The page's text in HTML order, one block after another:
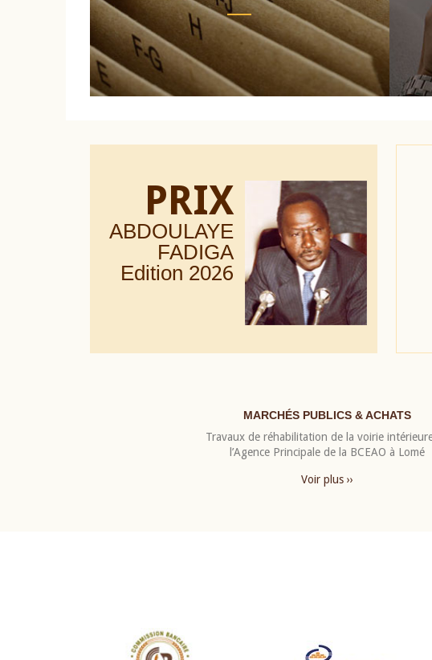
PRIX
ABDOULAYE
FADIGA
Edition 2026
MARCHÉS PUBLICS & ACHATS
Travaux de réhabilitation de la voirie
l’Agence Principale de la BCEAO à Lomé
Voir plus ››